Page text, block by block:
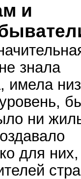
и
знала
имела
ни
для